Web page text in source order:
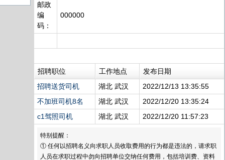
邮政
编
码：
000000
招聘职位 工作地点
发布日期
招聘送货司机
湖北 武汉
2022/12/13 13:35:55
不加班司机8名
湖北 武汉
2022/12/20 13:35:24
c1驾照司机
湖北 武汉 2022/12/20 11:57:23
特别提醒：
① 任何以招聘名义向求职人员收取费用的行为都是违法的，请求职
人员在求职过程中勿向招聘单位交纳任何费用，包括培训费、资料